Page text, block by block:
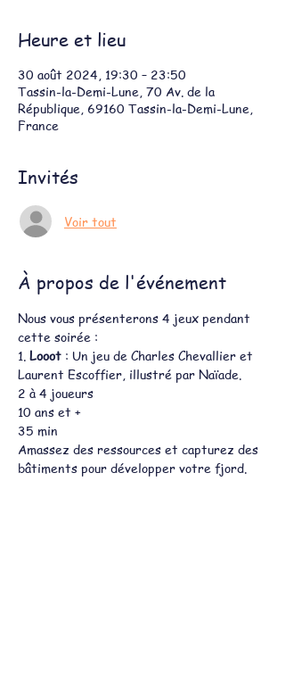
Heure et lieu
30 août 2024, 19:30 – 23:50
Tassin-la-Demi-Lune, 70 Av. de la
République, 69160 Tassin-la-Demi-Lune,
France
Invités
Voir tout
À propos de l'événement
Nous vous présenterons 4 jeux pendant
cette soirée :
1. Looot : Un jeu de Charles Chevallier et
Laurent Escoffier, illustré par Naïade.
2 à 4 joueurs
10 ans et +
35 min
Amassez des ressources et capturez des
bâtiments pour développer votre fjord.